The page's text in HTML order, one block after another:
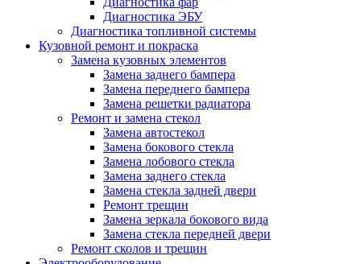
Диагностика ЭБУ
Диагностика топливной системы
Кузовной ремонт и покраска
Замена кузовных элементов
Замена заднего бампера
Замена переднего бампера
Замена решетки радиатора
Ремонт и замена стекол
Замена автостекол
Замена бокового стекла
Замена лобового стекла
Замена заднего стекла
Замена стекла задней двери
Ремонт трещин
Замена зеркала бокового вида
Замена стекла передней двери
Ремонт сколов и трещин